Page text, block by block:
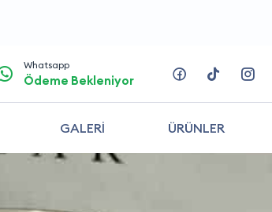
Whatsapp
Ödeme Bekleniyor
GALERİ ÜRÜNLER